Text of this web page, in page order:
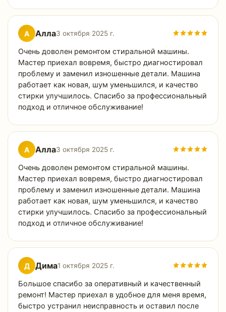
А Алла3 октября 2025 г.
Очень доволен ремонтом стиральной машины.
Мастер приехал вовремя, быстро диагностировал
проблему и заменил изношенные детали. Машина
работает как новая, шум уменьшился, и качество
стирки улучшилось. Спасибо за профессиональный
подход и отличное обслуживание!
А Алла3 октября 2025 г.
Очень доволен ремонтом стиральной машины.
Мастер приехал вовремя, быстро диагностировал
проблему и заменил изношенные детали. Машина
работает как новая, шум уменьшился, и качество
стирки улучшилось. Спасибо за профессиональный
подход и отличное обслуживание!
Д Дима1 октября 2025 г.
Большое спасибо за оперативный и качественный
ремонт! Мастер приехал в удобное для меня время,
быстро устранил неисправность и оставил после